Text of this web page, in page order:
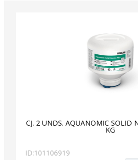
CJ. 2 UNDS. AQUANOMIC SOLID
KG
ID:101106919